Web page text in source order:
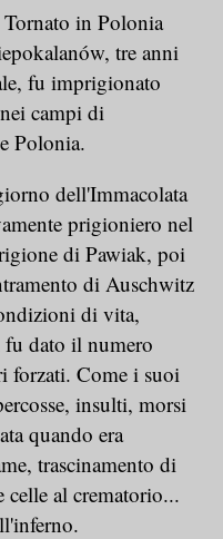
in Polonia
tre anni
fu imprigionato
campi di
Polonia.
dell'Immacolata
prigioniero nel
di Pawiak, poi
di Auschwitz
di vita,
dato il numero
forzati. Come i suoi
insulti, morsi
quando era
trascinamento di
celle al crematorio...